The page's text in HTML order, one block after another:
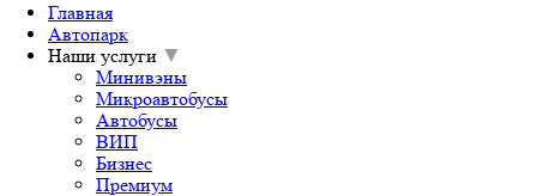
Главная
Автопарк
Наши услуги ▼
Минивэны
Микроавтобусы
Автобусы
ВИП
Бизнес
Премиум